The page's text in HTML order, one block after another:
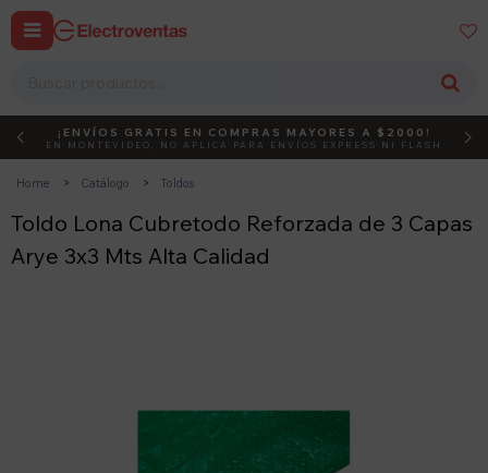
 
DEBUT ACTIVÁ EL CÓDIGO
¡ENVÍOS GRATIS EN COMPRAS MAYORES A $2000!
EN MONTEVIDEO, NO APLICA PARA ENVÍOS EXPRESS NI FLASH
Home Catálogo Toldos
Toldo Lona Cubretodo Reforzada de 3 Capas
Arye 3x3 Mts Alta Calidad